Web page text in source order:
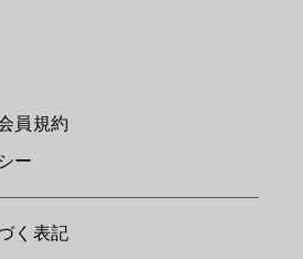
員規約
ー
く表記